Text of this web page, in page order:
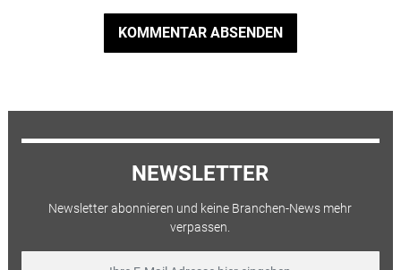
KOMMENTAR ABSENDEN
NEWSLETTER
Newsletter abonnieren und keine Branchen-News mehr
verpassen.